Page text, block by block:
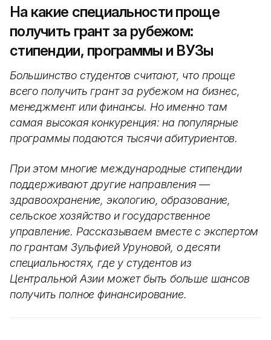
На какие специальности проще
получить грант за рубежом:
стипендии, программы и ВУЗы
Большинство студентов считают, что проще
всего получить грант за рубежом на бизнес,
менеджмент или финансы. Но именно там
самая высокая конкуренция: на популярные
программы подаются тысячи абитуриентов.
При этом многие международные стипендии
поддерживают другие направления —
здравоохранение, экологию, образование,
сельское хозяйство и государственное
управление. Рассказываем вместе с экспертом
по грантам Зульфией Уруновой, о десяти
специальностях, где у студентов из
Центральной Азии может быть больше шансов
получить полное финансирование.